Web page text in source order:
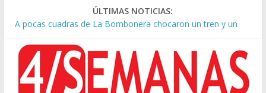
ÚLTIMAS NOTICIAS:
A pocas cuadras de La Bombonera chocaron un tren y un
Día de San Cayetano: masiva marcha a Plaza de Mayo de
sindicatos y organizaciones sociales
Pesar por la muerte de Leandro Rud, histórico representante
y conductor de TV